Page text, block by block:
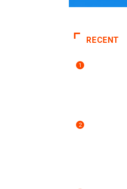
RECENT
1
2